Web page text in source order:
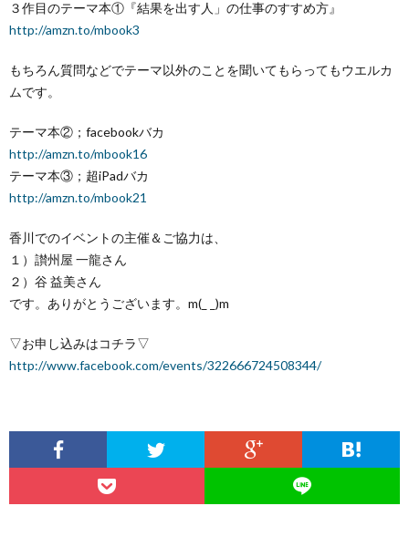
３作目のテーマ本①『結果を出す人」の仕事のすすめ方』
http://amzn.to/mbook3
もちろん質問などでテーマ以外のことを聞いてもらってもウエルカ
ムです。
テーマ本②；facebookバカ
http://amzn.to/mbook16
テーマ本③；超iPadバカ
http://amzn.to/mbook21
香川でのイベントの主催＆ご協力は、
１）讃州屋 一龍さん
２）谷 益美さん
です。ありがとうございます。m(_ _)m
▽お申し込みはコチラ▽
http://www.facebook.com/events/322666724508344/